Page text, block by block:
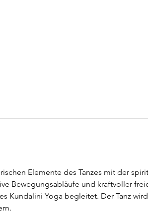
Elemente des Tanzes mit der
Bewegungsabläufe und kraftvoller
Kundalini Yoga begleitet. Der Tanz